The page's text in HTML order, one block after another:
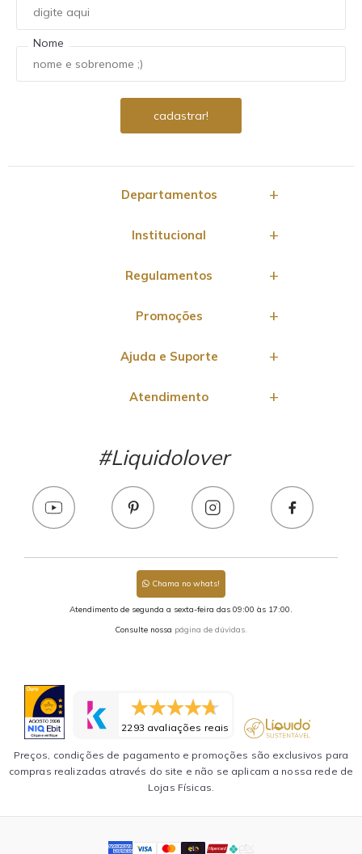
Nome
Departamentos
Institucional
Regulamentos
Promoções
Ajuda e Suporte
Atendimento
#Liquidolover
Chama no whats!
Atendimento de segunda a sexta-feira das 09:00 às 17:00.
Consulte nossa página de dúvidas.
2293 avaliações reais
Preços, condições de pagamento e promoções são exclusivos para
compras realizadas através do site e não se aplicam a nossa rede de
Lojas Físicas.